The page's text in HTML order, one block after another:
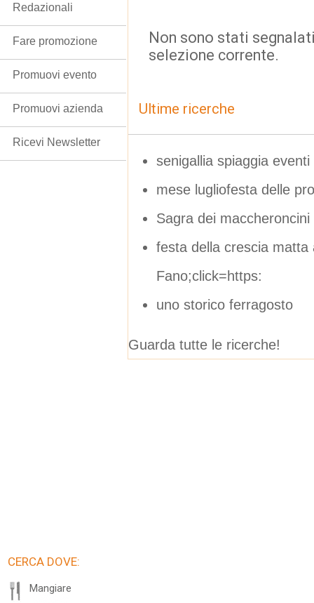
Non sono stati
selezione corrente.
Ultime ricerche
senigallia spiaggia eventi
mese lugliofesta delle
Sagra dei
festa della crescia matta
Fano;click=https:
uno storico ferragosto
Guarda tutte le ricerche!
Redazionali
Fare promozione
Promuovi evento
Promuovi azienda
Ricevi Newsletter
CERCA DOVE:
Mangiare